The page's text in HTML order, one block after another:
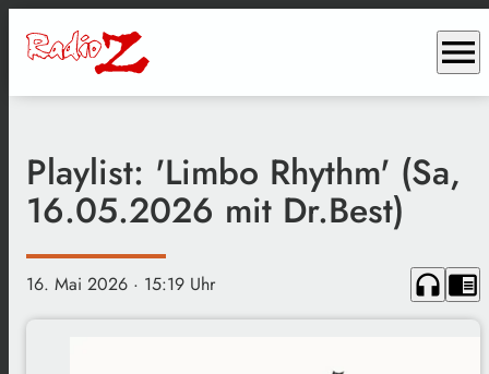
menu
Playlist: 'Limbo Rhythm' (Sa,
16.05.2026 mit Dr.Best)
16. Mai 2026 · 15:19 Uhr headphones chrome_reader_mode